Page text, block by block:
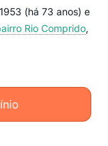
(há 73 anos) e
Rio Comprido,